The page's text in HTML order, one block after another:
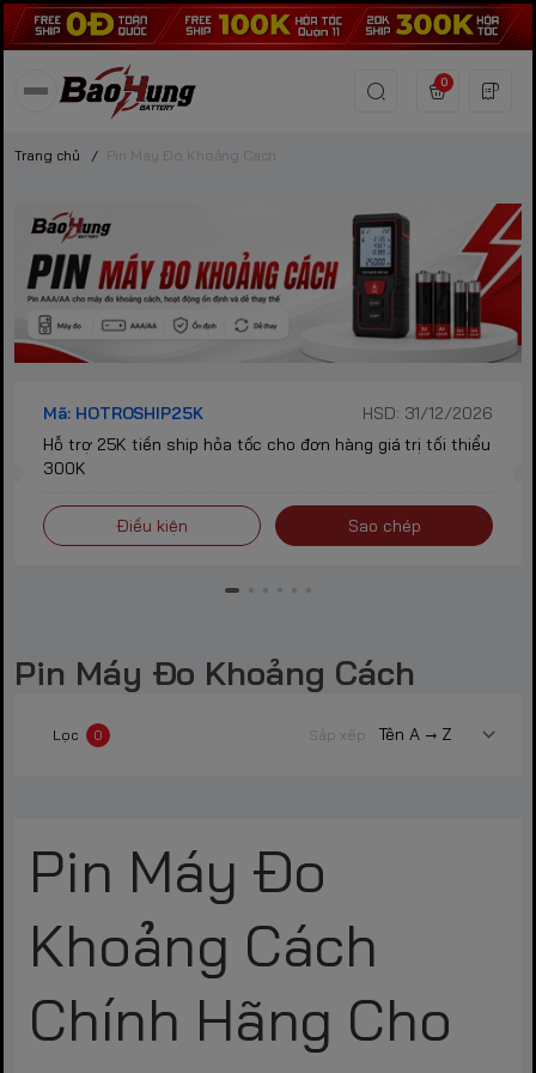
0
Trang chủ / Pin Máy Đo Khoảng Cách
Mã: HOTROSHIP25K
HSD: 31/12/2026
Hỗ trợ 25K tiền ship hỏa tốc cho đơn hàng giá trị tối thiểu
300K
Điều kiện Sao chép
Pin Máy Đo Khoảng Cách
Lọc 0 Sắp xếp
Pin Máy Đo
Khoảng Cách
Chính Hãng Cho